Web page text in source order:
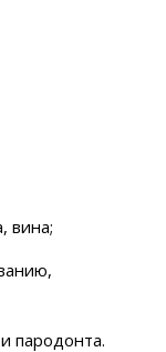
вина;
пародонта.